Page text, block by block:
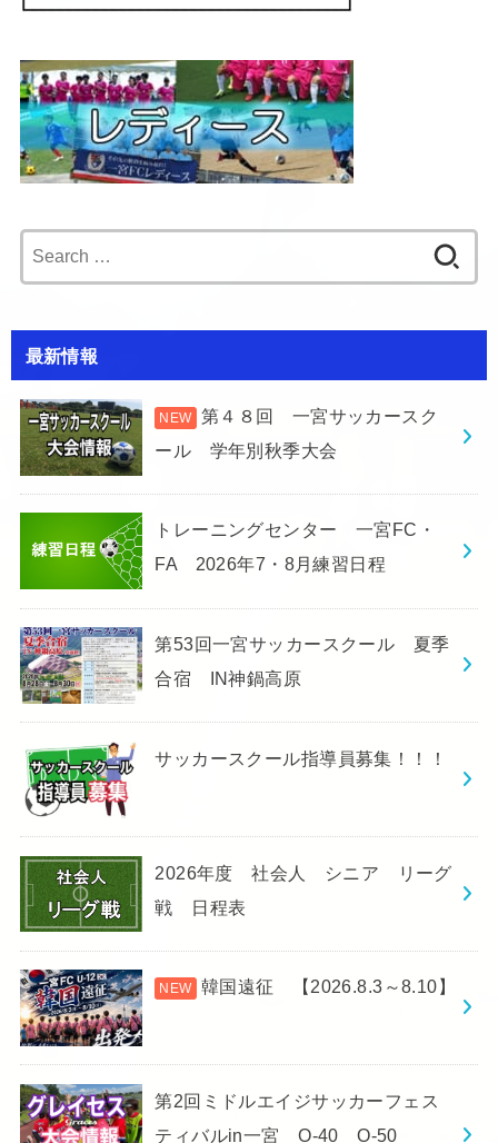
for:
最新情報
第４８回 一宮サッカースク
ール 学年別秋季大会
トレーニングセンター 一宮FC・
FA 2026年7・8月練習日程
第53回一宮サッカースクール 夏季
合宿 IN神鍋高原
サッカースクール指導員募集！！！
2026年度 社会人 シニア リーグ
戦 日程表
韓国遠征 【2026.8.3～8.10】
第2回ミドルエイジサッカーフェス
ティバルin一宮 O-40 O-50